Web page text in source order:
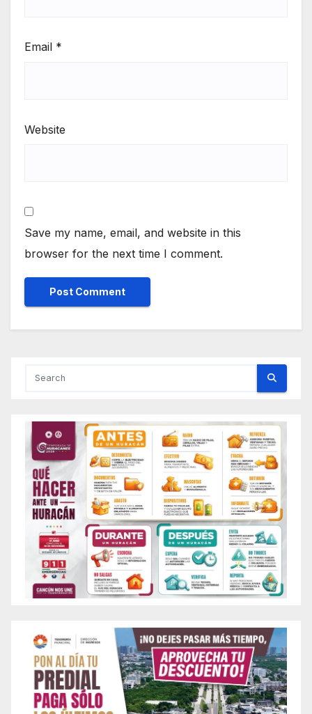
Email *
Website
Save my name, email, and website in this
browser for the next time I comment.